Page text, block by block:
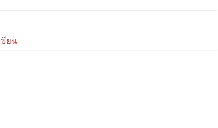
ขียน